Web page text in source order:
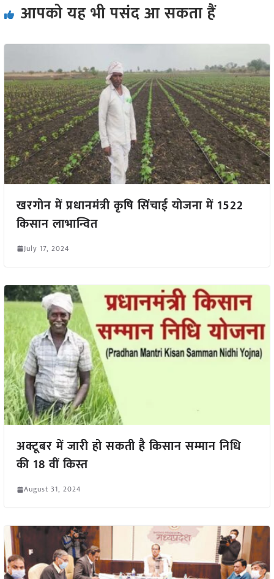
आपको यह भी पसंद आ सकता हैं
खरगोन में प्रधानमंत्री कृषि सिंचाई योजना में 1522
किसान लाभान्वित
July 17, 2024
अक्टूबर में जारी हो सकती है किसान सम्मान निधि
की 18 वीं किस्त
August 31, 2024